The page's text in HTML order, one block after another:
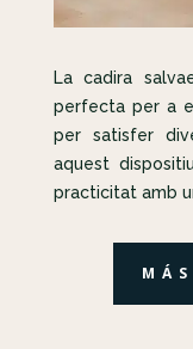
La cadira
perfecta per a
per satisfer
aquest
practicitat amb